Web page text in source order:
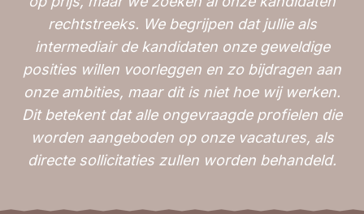
rechtstreeks. We begrijpen dat jullie als
intermediair de kandidaten onze geweldige
posities willen voorleggen en zo bijdragen aan
onze ambities, maar dit is niet hoe wij werken.
Dit betekent dat alle ongevraagde profielen die
worden aangeboden op onze vacatures, als
directe sollicitaties zullen worden behandeld.